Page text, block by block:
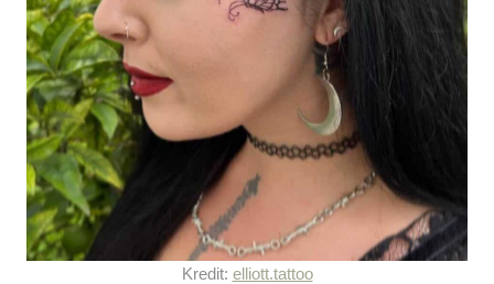
Kredit: elliott.tattoo